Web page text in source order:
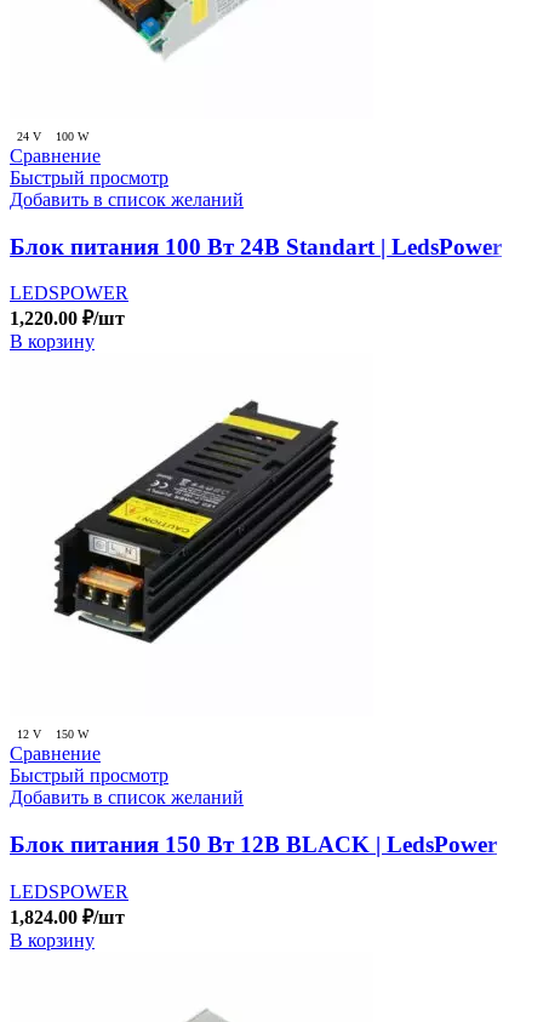
24 V 100 W
Сравнение
Быстрый просмотр
Добавить в список желаний
Блок питания 100 Вт 24В Standart | LedsPower
LEDSPOWER
1,220.00 ₽/шт
В корзину
12 V 150 W
Сравнение
Быстрый просмотр
Добавить в список желаний
Блок питания 150 Вт 12В BLACK | LedsPower
LEDSPOWER
1,824.00 ₽/шт
В корзину